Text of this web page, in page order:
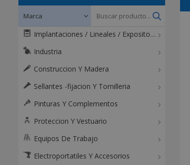
Implantaciones / Lineales / Expositores / Mostradores
Industria
Construccion Y Madera
Sellantes -fijacion Y Tornilleria
Pinturas Y Complementos
Proteccion Y Vestuario
Equipos De Trabajo
Electroportatiles Y Accesorios